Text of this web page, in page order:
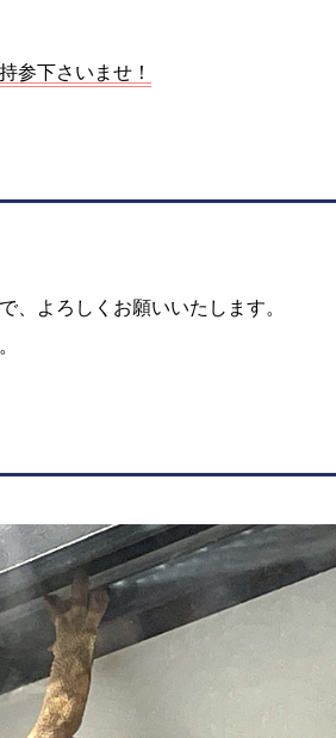
参下さいませ！
、よろしくお願いいたします。